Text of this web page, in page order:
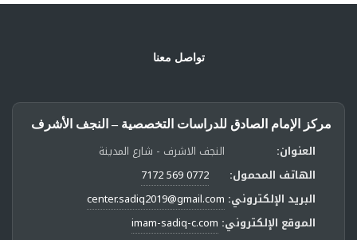
تواصل معنا
مركز الإمام الصادق للدراسات التخصصية – النجف الأشرف
العنوان:
النجف الاشرف - شارع المدينة
الهاتف المحمول:
0772 569 7172
البريد الإلكتروني: center.sadiq2019@gmail.com
الموقع الإلكتروني: imam-sadiq-c.com